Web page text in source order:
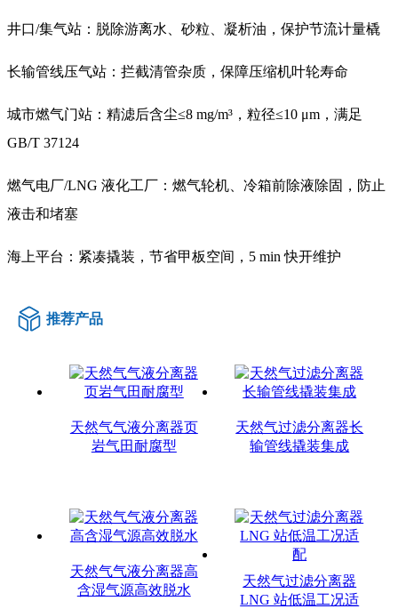
井口/集气站：脱除游离水、砂粒、凝析油，保护节流计量橇
长输管线压气站：拦截清管杂质，保障压缩机叶轮寿命
城市燃气门站：精滤后含尘≤8 mg/m³，粒径≤10 μm，满足
GB/T 37124
燃气电厂/LNG 液化工厂：燃气轮机、冷箱前除液除固，防止
液击和堵塞
海上平台：紧凑撬装，节省甲板空间，5 min 快开维护
推荐产品
天然气气液分离器页
岩气田耐腐型
天然气过滤分离器长
输管线撬装集成
天然气气液分离器高
含湿气源高效脱水
天然气过滤分离器
LNG 站低温工况适